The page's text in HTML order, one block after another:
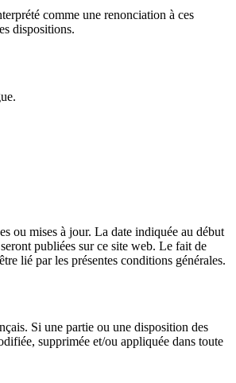
comme une renonciation à ces
dispositions.
ou mises à jour. La date indiquée au début
publiées sur ce site web. Le fait de
lié par les présentes conditions générales.
Si une partie ou une disposition des
supprimée et/ou appliquée dans toute